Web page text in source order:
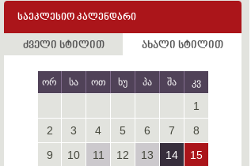
საეკლესიო კალენდარი
ძველი სტილით ახალი სტილით
ორ სა ოთ ხუ პა შა კვ
1
2
3 4 5 6 7
8
9
10 11 12 13 14
15